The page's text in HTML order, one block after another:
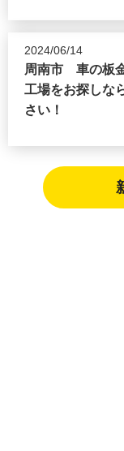
2024/06/14
周南市 車の板
工場をお探しな
さい！